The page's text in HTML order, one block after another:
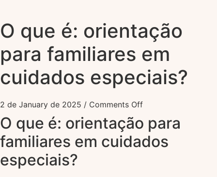
O que é: orientação
para familiares em
cuidados especiais?
2 de January de 2025 / Comments Off
O que é: orientação para
familiares em cuidados
especiais?